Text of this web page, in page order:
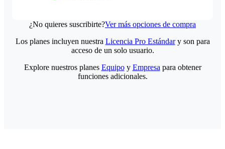
¿No quieres suscribirte?Ver más opciones de compra
Los planes incluyen nuestra Licencia Pro Estándary son para
acceso de un solo usuario.
Explore nuestros planes Equipoy Empresa para obtener
funciones adicionales.